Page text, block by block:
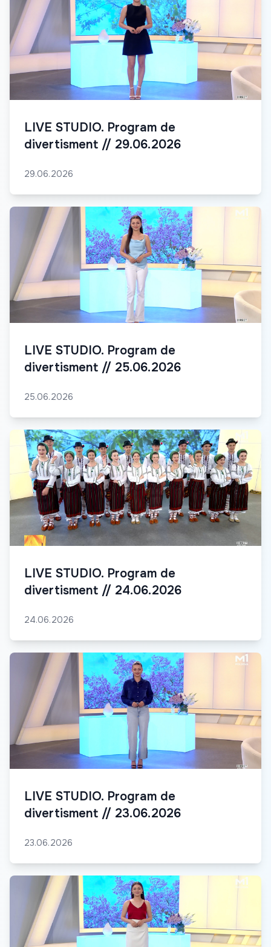
LIVE STUDIO. Program de
divertisment // 29.06.2026
29.06.2026
LIVE STUDIO. Program de
divertisment // 25.06.2026
25.06.2026
LIVE STUDIO. Program de
divertisment // 24.06.2026
24.06.2026
LIVE STUDIO. Program de
divertisment // 23.06.2026
23.06.2026